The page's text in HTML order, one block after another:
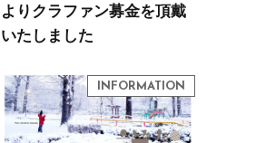
よりクラファン募金を頂戴
いたしました